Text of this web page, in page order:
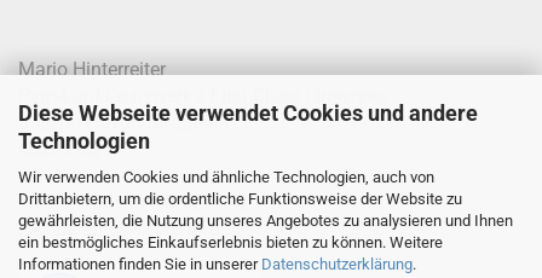
Diese Webseite verwendet Cookies und andere
Technologien
Wir verwenden Cookies und ähnliche Technologien, auch von
Drittanbietern, um die ordentliche Funktionsweise der Website zu
gewährleisten, die Nutzung unseres Angebotes zu analysieren und Ihnen
ein bestmögliches Einkaufserlebnis bieten zu können. Weitere
Informationen finden Sie in unserer Datenschutzerklärung.
Mario Hinterreiter
Joseph-Haydn-Straße 68
4020 Linz
Telefon: 0699 / 100 277 42
E-Mail:office@pyro-lord.at